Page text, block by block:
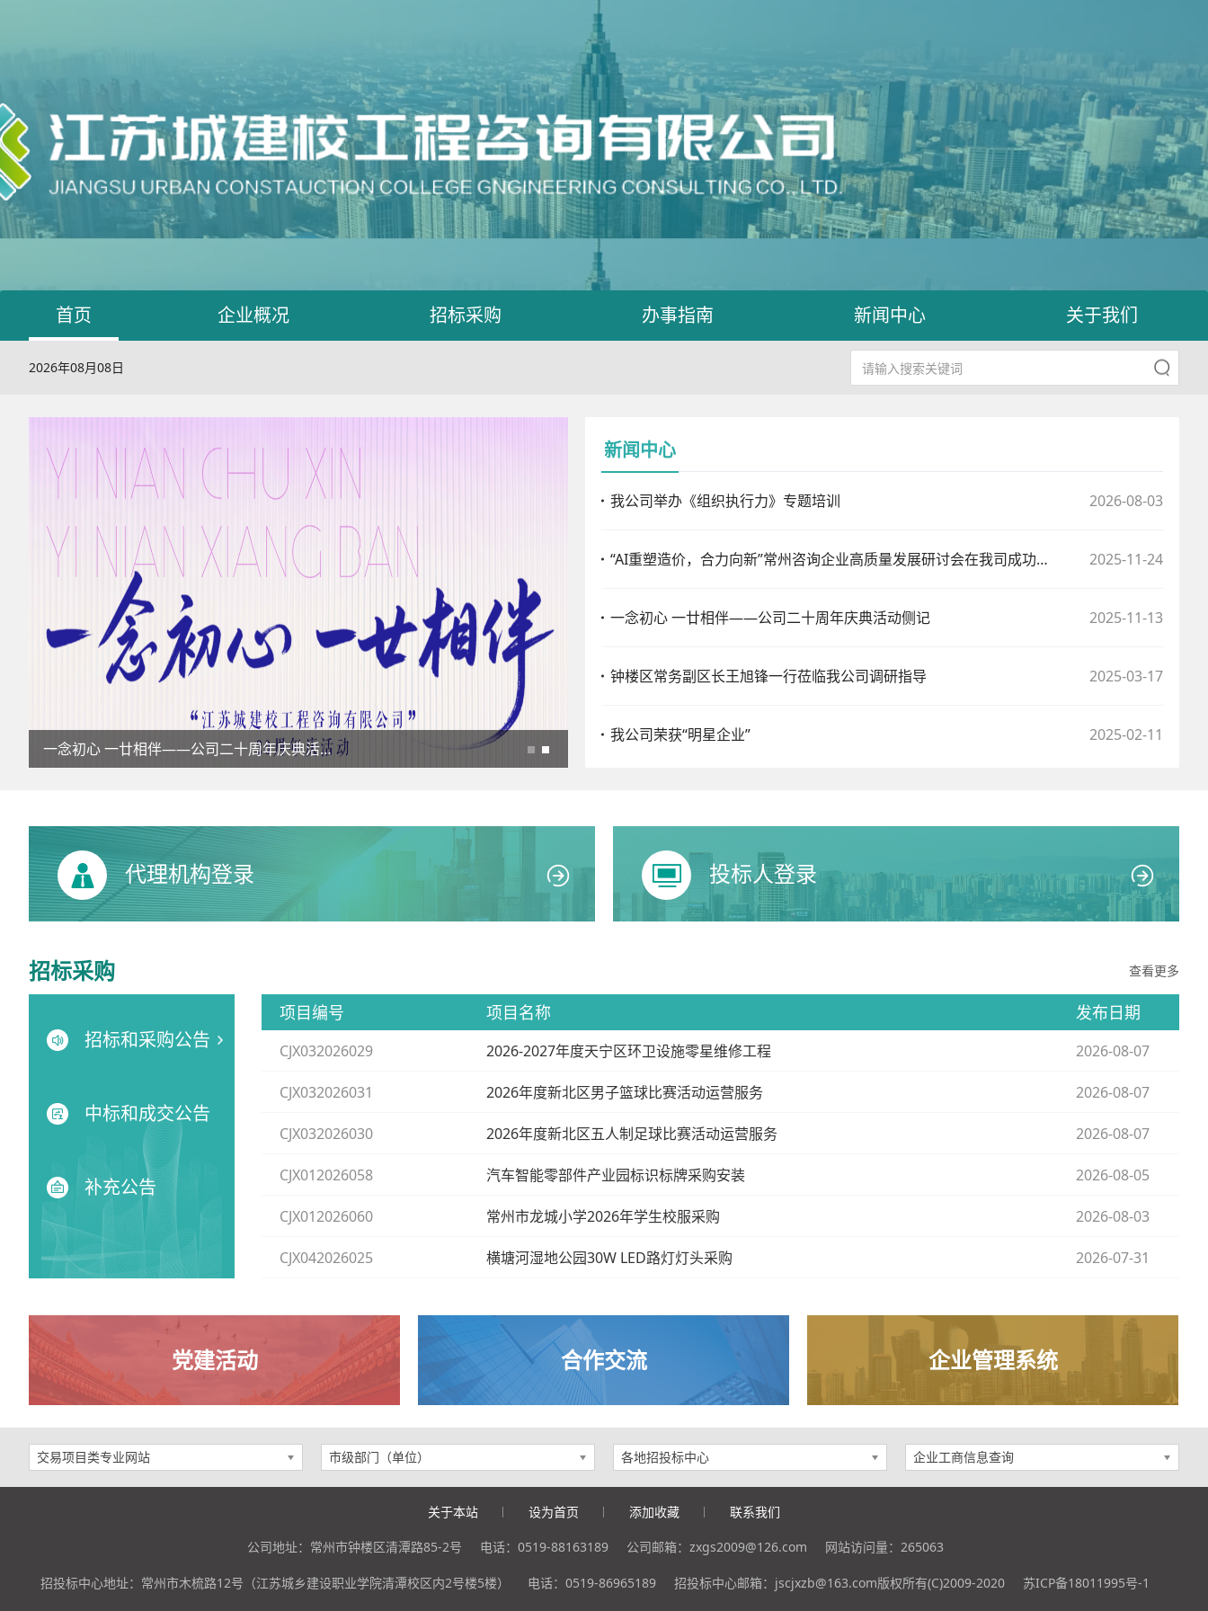
首页 企业概况 招标采购 办事指南 新闻中心 关于我们
2026年08月08日
一念初心 一廿相伴——公司二十周年庆典活动侧记
新闻中心
我公司举办《组织执行力》专题培训 2026-08-03
“AI重塑造价，合力向新”常州咨询企业高质量发展研讨会在我司成功举办 2025-11-24
一念初心 一廿相伴——公司二十周年庆典活动侧记 2025-11-13
钟楼区常务副区长王旭锋一行莅临我公司调研指导 2025-03-17
我公司荣获“明星企业” 2025-02-11
代理机构登录 投标人登录
招标采购 查看更多
招标和采购公告
中标和成交公告
补充公告
项目编号 项目名称 发布日期
CJX032026029 2026-2027年度天宁区环卫设施零星维修工程 2026-08-07
CJX032026031 2026年度新北区男子篮球比赛活动运营服务 2026-08-07
CJX032026030 2026年度新北区五人制足球比赛活动运营服务 2026-08-07
CJX012026058 汽车智能零部件产业园标识标牌采购安装 2026-08-05
CJX012026060 常州市龙城小学2026年学生校服采购 2026-08-03
CJX042026025 横塘河湿地公园30W LED路灯灯头采购 2026-07-31
党建活动 合作交流 企业管理系统
交易项目类专业网站 市级部门（单位） 各地招投标中心 企业工商信息查询
关于本站 设为首页 添加收藏 联系我们
公司地址：常州市钟楼区清潭路85-2号 电话：0519-88163189 公司邮箱：zxgs2009@126.com 网站访问量： 265063
招投标中心地址：常州市木梳路12号（江苏城乡建设职业学院清潭校区内2号楼5楼） 电话：0519-86965189 招投标中心邮箱：jscjxzb@163.com版权所有(C)2009-2020 苏ICP备18011995号-1